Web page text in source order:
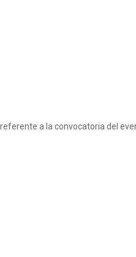
a la convocatoria del